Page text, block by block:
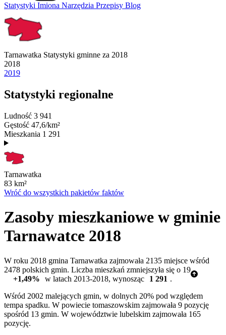
Statystyki Imiona Narzędzia Przepisy Blog
Tarnawatka Statystyki gminne za 2018
2018
2019
Statystyki regionalne
Ludność 3 941
Gęstość 47,6/km²
Mieszkania 1 291
Tarnawatka
83 km²
Wróć do wszystkich pakietów faktów
Zasoby mieszkaniowe w gminie
Tarnawatce 2018
W roku 2018 gmina Tarnawatka zajmowała 2135 miejsce wśród
2478 polskich gmin. Liczba mieszkań zmniejszyła się o 19
+1,49%
w latach 2013-2018, wynosząc 1 291 .
Wśród 2002 malejących gmin, w dolnych 20% pod względem
tempa spadku. W powiecie tomaszowskim zajmowała 9 pozycję
spośród 13 gmin. W województwie lubelskim zajmowała 165
pozycję.